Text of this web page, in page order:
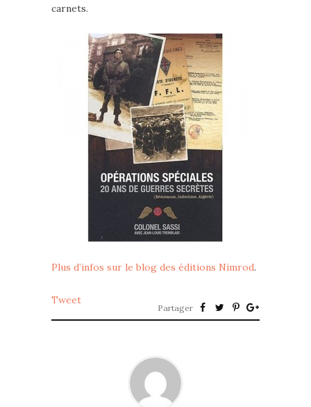
carnets.
Plus d’infos sur le blog des éditions Nimrod.
Tweet
Partager